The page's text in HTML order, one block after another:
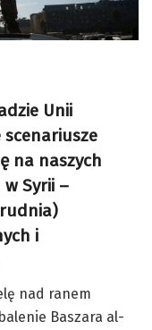
Unii
scenariusze
na naszych
Syrii –
i
nad ranem
Baszara al-